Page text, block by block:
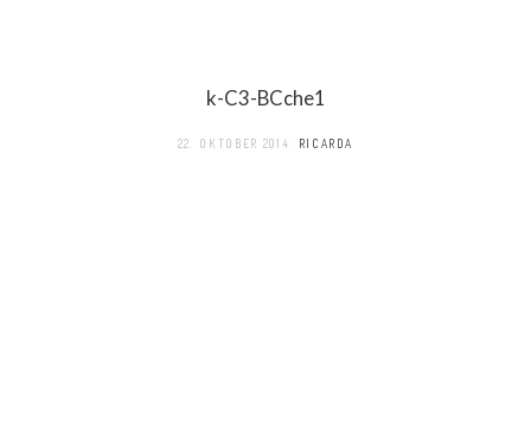
k-C3-BCche1
22. OKTOBER 2014 RICARDA